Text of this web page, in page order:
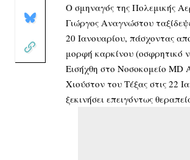
Ο σμηναγός της Πολεμικής
Γιώργος Αναγνώστου
20 Ιανουαρίου, πάσχοντας
μορφή καρκίνου (οσφρητικό
Εισήχθη στο Νοσοκομείο MD
Χιούστον του Τέξας στις 22
ξεκινήσει επειγόντως